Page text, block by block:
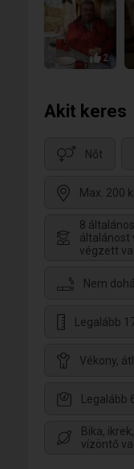
2
Akit keres
Nőt
Max. 200
8
általánost
végzett
Nem
Legalább
Vékony,
Legalább
Bika,
vízöntő